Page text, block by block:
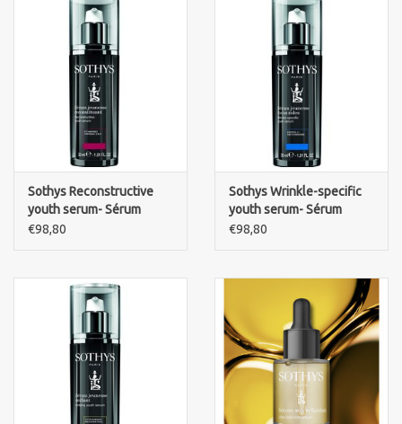
Sothys Reconstructive
youth serum- Sérum
jeunesse reconstituant
€98,80
Sothys Wrinkle-specific
youth serum- Sérum
jeunesse focus rides
€98,80